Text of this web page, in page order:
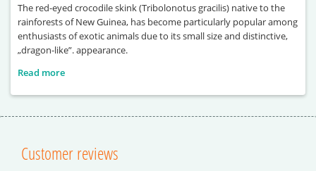
The red-eyed crocodile skink (Tribolonotus gracilis) native to the
rainforests of New Guinea, has become particularly popular among
enthusiasts of exotic animals due to its small size and distinctive,
„dragon-like”. appearance.
Read more
Customer reviews